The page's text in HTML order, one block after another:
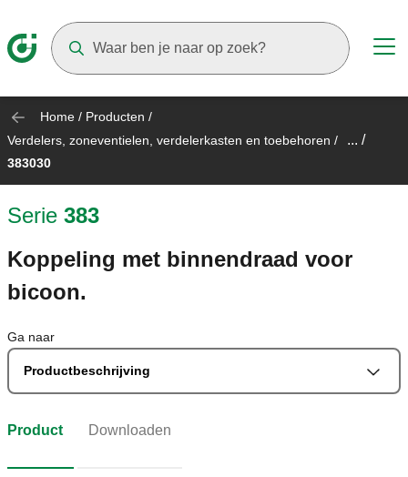
Home / Producten /
Verdelers, zoneventielen, verdelerkasten en toebehoren / ... /
383030
Serie 383
Koppeling met binnendraad voor
bicoon.
Ga naar
Productbeschrijving
Product Downloaden